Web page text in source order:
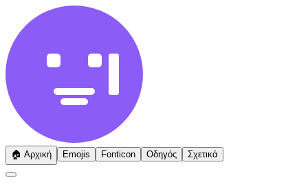
🏠 Αρχική Emojis Fonticon Οδηγός Σχετικά